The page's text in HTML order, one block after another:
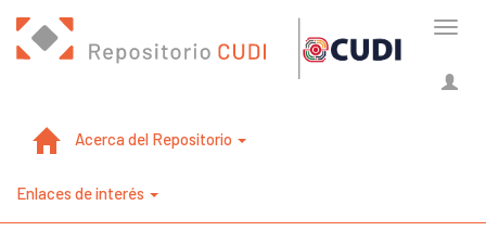
Acerca del Repositorio
Enlaces de interés